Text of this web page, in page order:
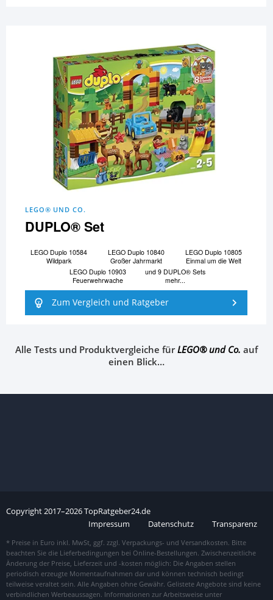
LEGO® UND CO.
DUPLO® Set
LEGO Duplo 10584
Wildpark
LEGO Duplo 10840
Großer Jahrmarkt
LEGO Duplo 10805
Einmal um die Welt
LEGO Duplo 10903
Feuerwehrwache
und 9 DUPLO® Sets
mehr...
Zum Vergleich und Ratgeber
Alle Tests und Produktvergleiche fürLEGO® und Co. auf
einen Blick…
Copyright2017–2026TopRatgeber24.de
Impressum
Datenschutz Transparenz